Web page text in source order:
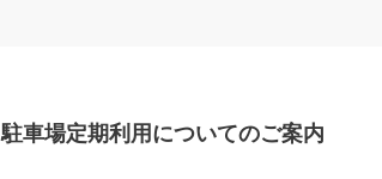
駐車場定期利用についてのご案内